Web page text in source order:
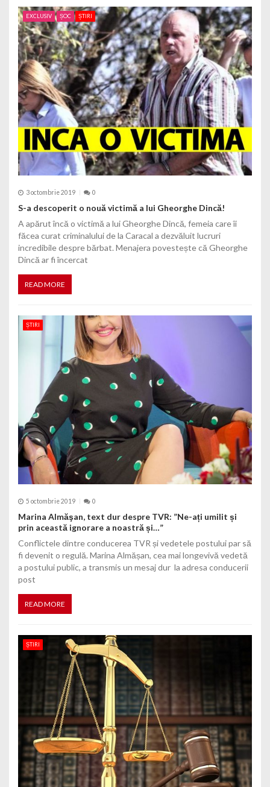
EXCLUSIV ȘOC ȘTIRI
3 octombrie 2019 0
S-a descoperit o nouă victimă a lui Gheorghe Dincă!
A apărut încă o victimă a lui Gheorghe Dincă, femeia care îi
făcea curat criminalului de la Caracal a dezvăluit lucruri
incredibile despre bărbat. Menajera povestește că Gheorghe
Dincă ar fi încercat
READ MORE
ȘTIRI
5 octombrie 2019 0
Marina Almăşan, text dur despre TVR: ”Ne-ați umilit și
prin această ignorare a noastră și…”
Conflictele dintre conducerea TVR și vedetele postului par să
fi devenit o regulă. Marina Almășan, cea mai longevivă vedetă
a postului public, a transmis un mesaj dur la adresa conducerii
post
READ MORE
ȘTIRI